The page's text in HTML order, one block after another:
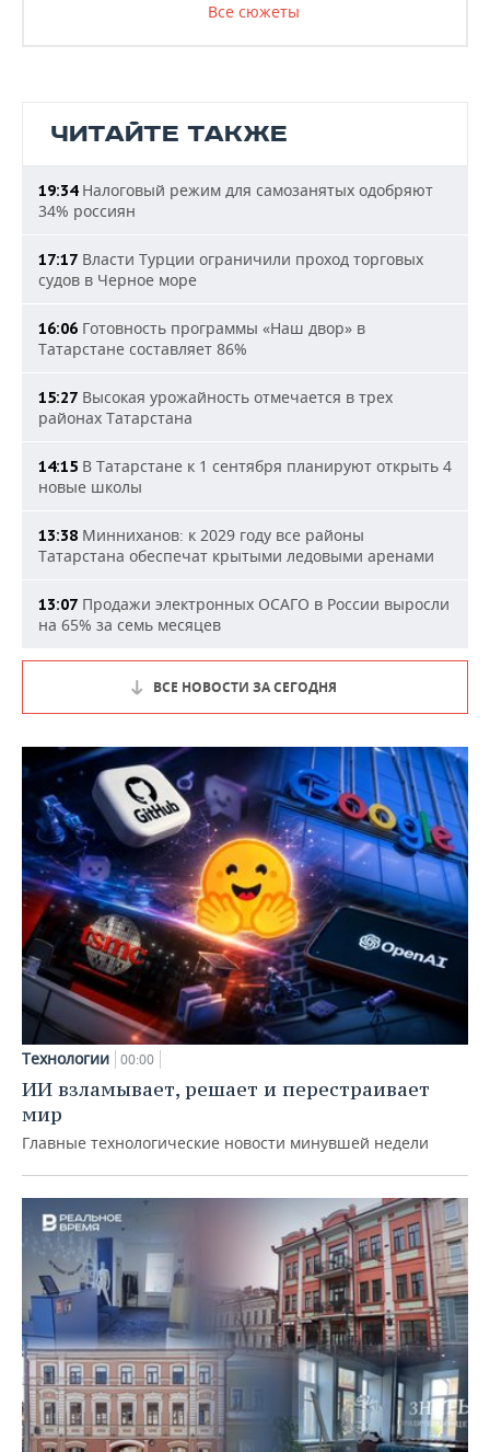
Все сюжеты
ЧИТАЙТЕ ТАКЖЕ
19:34Налоговый режим для самозанятых одобряют
34% россиян
17:17 Власти Турции ограничили проход торговых
судов в Черное море
16:06 Готовность программы «Наш двор» в
Татарстане составляет 86%
15:27 Высокая урожайность отмечается в трех
районах Татарстана
14:15 В Татарстане к 1 сентября планируют открыть 4
новые школы
13:38 Минниханов: к 2029 году все районы
Татарстана обеспечат крытыми ледовыми аренами
13:07 Продажи электронных ОСАГО в России выросли
на 65% за семь месяцев
ВСЕ НОВОСТИ ЗА СЕГОДНЯ
Технологии 00:00
ИИ взламывает, решает и перестраивает
мир
Главные технологические новости минувшей недели